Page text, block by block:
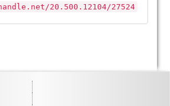
20.500.12104/27524